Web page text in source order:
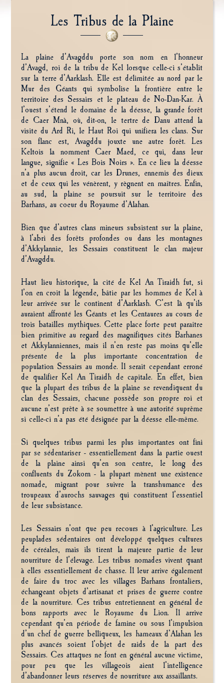
Les Tribus de la Plaine
La plaine d’Avagddu porte son nom en l’honneur
d’Avagd, roi de la tribu de Kel lorsque celle-ci s’établit
sur la terre d’Aarklash. Elle est délimitée au nord par le
Mur des Géants qui symbolise la frontière entre le
territoire des Sessairs et le plateau de No-Dan-Kar. À
l’ouest s’étend le domaine de la déesse, la grande forêt
de Caer Mnà, où, dit-on, le tertre de Danu attend la
visite du Ard Ri, le Haut Roi qui unifiera les clans. Sur
son flanc est, Avagddu jouxte une autre forêt. Les
Keltois la nomment Caer Maed, ce qui, dans leur
langue, signifie « Les Bois Noirs ». En ce lieu la déesse
n’a plus aucun droit, car les Drunes, ennemis des dieux
et de ceux qui les vénèrent, y règnent en maîtres. Enfin,
au sud, la plaine se poursuit sur le territoire des
Barhans, au coeur du Royaume d’Alahan.
Bien que d’autres clans mineurs subsistent sur la plaine,
à l’abri des forêts profondes ou dans les montagnes
d’Akkylannie, les Sessairs constituent le clan majeur
d’Avagddu.
Haut lieu historique, la cité de Kel An Tiraidh fut, si
l’on en croit la légende, bâtie par les hommes de Kel à
leur arrivée sur le continent d’Aarklash. C’est là qu’ils
auraient affronté les Géants et les Centaures au cours de
trois batailles mythiques. Cette place forte peut paraître
bien primitive au regard des magnifiques cités Barhanes
et Akkylanniennes, mais il n’en reste pas moins qu’elle
présente de la plus importante concentration de
population Sessairs au monde. Il serait cependant erroné
de qualifier Kel An Tiraidh de capitale. En effet, bien
que la plupart des tribus de la plaine se revendiquent du
clan des Sessairs, chacune possède son propre roi et
aucune n’est prête à se soumettre à une autorité suprême
si celle-ci n’a pas été désignée par la déesse elle-même.
Si quelques tribus parmi les plus importantes ont fini
par se sédentariser - essentiellement dans la partie ouest
de la plaine ainsi qu’en son centre, le long des
confluents du Zokorn - la plupart mènent une existence
nomade, migrant pour suivre la transhumance des
troupeaux d’aurochs sauvages qui constituent l’essentiel
de leur subsistance.
Les Sessairs n’ont que peu recours à l’agriculture. Les
peuplades sédentaires ont développé quelques cultures
de céréales, mais ils tirent la majeure partie de leur
nourriture de l’élevage. Les tribus nomades vivent quant
à elles essentiellement de chasse. Il leur arrive également
de faire du troc avec les villages Barhans frontaliers,
échangeant objets d’artisanat et prises de guerre contre
de la nourriture. Ces tribus entretiennent en général de
bons rapports avec le Royaume du Lion. Il arrive
cependant qu’en période de famine ou sous l’impulsion
d’un chef de guerre belliqueux, les hameaux d’Alahan les
plus avancés soient l’objet de raids de la part des
Sessairs. Ces attaques ne font en général aucune victime,
pour peu que les villageois aient l’intelligence
d’abandonner leurs réserves de nourriture aux assaillants.